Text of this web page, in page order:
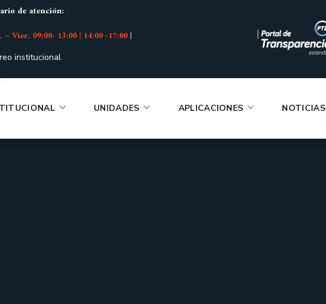
de atención:
– Vier. 09:00- 13:00 | 14:00 -17:00|
institucional
|
UNIDADES APLICACIONES NOTICIAS